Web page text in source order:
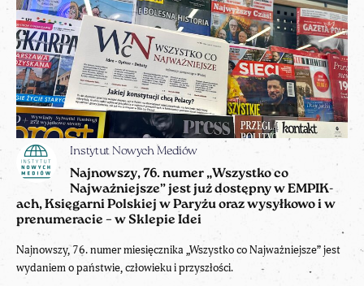
Instytut Nowych Mediów
Najnowszy, 76. numer „Wszystko co
Najważniejsze” jest już dostępny w EMPIK-
ach, Księgarni Polskiej w Paryżu oraz wysyłkowo i w
prenumeracie – w Sklepie Idei
Najnowszy, 76. numer miesięcznika „Wszystko co Najważniejsze” jest
wydaniem o państwie, człowieku i przyszłości.